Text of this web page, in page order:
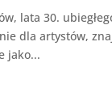
lata 30.
dla artystów,
jako...